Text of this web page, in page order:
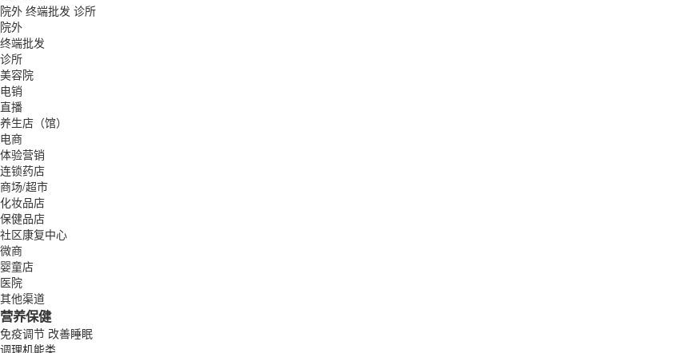
院外 终端批发 诊所
院外
终端批发
诊所
美容院
电销
直播
养生店（馆）
电商
体验营销
连锁药店
商场/超市
化妆品店
保健品店
社区康复中心
微商
婴童店
医院
其他渠道
营养保健
免疫调节 改善睡眠
调理机能类